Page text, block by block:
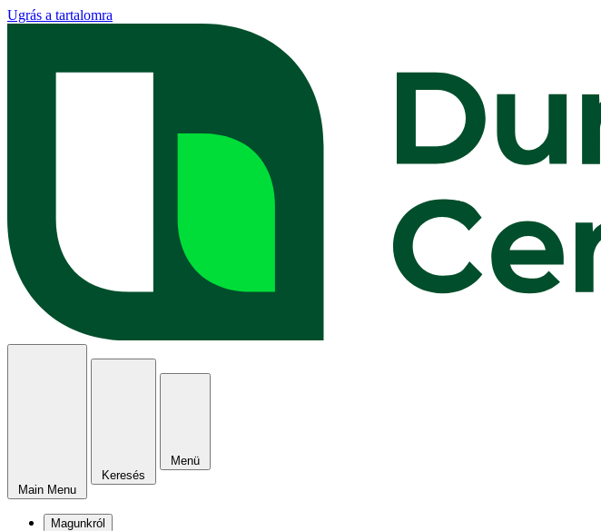
Ugrás a tartalomra
Main Menu
Keresés
Menü
Magunkról